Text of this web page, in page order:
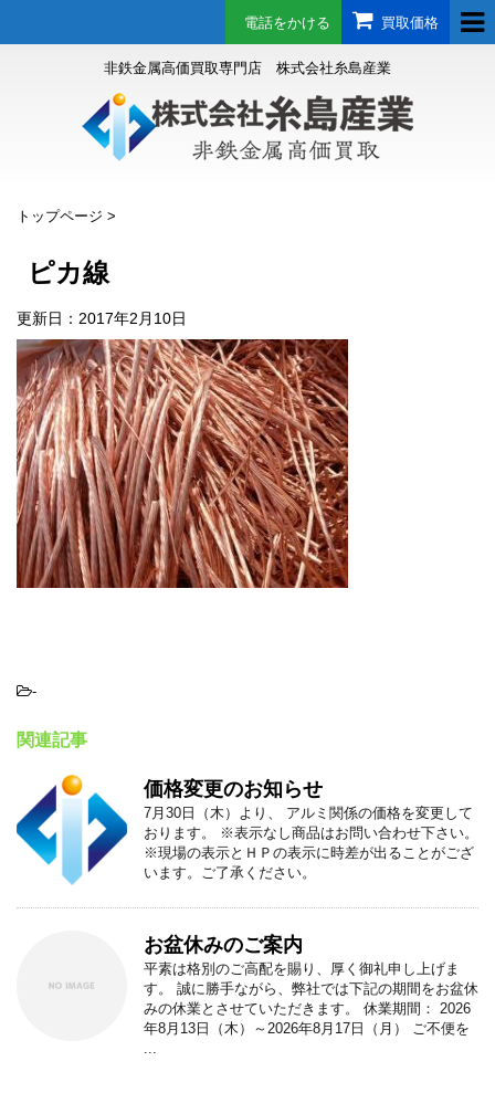
買取価格
電話をかける
非鉄金属高価買取専門店 株式会社糸島産業
トップページ >
ピカ線
更新日： 2017年2月10日
-
関連記事
価格変更のお知らせ
7月30日（木）より、 アルミ関係の価格を変更して
おります。 ※表示なし商品はお問い合わせ下さい。
※現場の表示とＨＰの表示に時差が出ることがござ
います。ご了承ください。
お盆休みのご案内
平素は格別のご高配を賜り、厚く御礼申し上げま
す。 誠に勝手ながら、弊社では下記の期間をお盆休
みの休業とさせていただきます。 休業期間： 2026
年8月13日（木）～2026年8月17日（月） ご不便を
...